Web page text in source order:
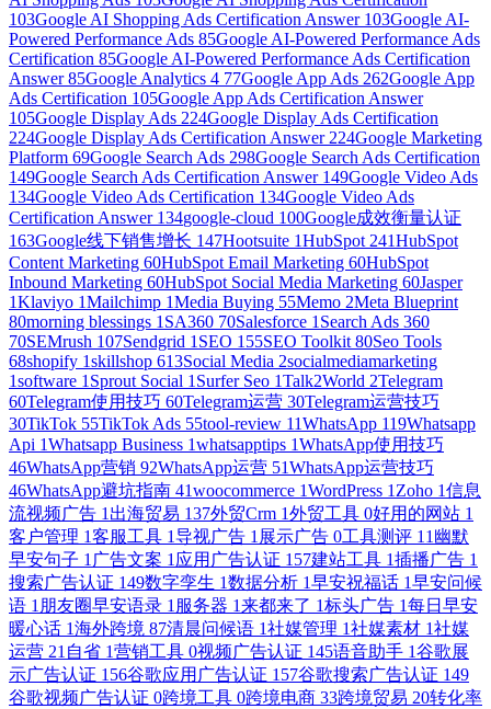
103Google AI Shopping Ads Certification Answer 103Google AI-
Powered Performance Ads 85Google AI-Powered Performance Ads
Certification 85Google AI-Powered Performance Ads Certification
Answer85Google Analytics 4 77Google App Ads 262Google App
Ads Certification 105Google App Ads Certification Answer
105Google Display Ads 224Google Display Ads Certification
224Google Display Ads Certification Answer 224Google Marketing
Platform 69Google Search Ads 298Google Search Ads Certification
149Google Search Ads Certification Answer 149Google Video Ads
134Google Video Ads Certification 134Google Video Ads
Certification Answer 134google-cloud 100Google成效衡量认证
163Google线下销售增长 147Hootsuite 1HubSpot 241HubSpot
Content Marketing 60HubSpot Email Marketing 60HubSpot
Inbound Marketing 60HubSpot Social Media Marketing 60Jasper
1Klaviyo 1Mailchimp 1Media Buying 55Memo 2Meta Blueprint
80morning blessings 1 SA360 70Salesforce 1 Search Ads 360
70SEMrush 107Sendgrid 1 SEO 155SEO Toolkit 80Seo Tools
68shopify 1skillshop 613Social Media 2socialmediamarketing
1software 1 Sprout Social 1 Surfer Seo 1Talk2World 2Telegram
60Telegram使用技巧 60Telegram运营 30Telegram运营技巧
30TikTok 55TikTok Ads 55tool-review 11WhatsApp 119Whatsapp
Api 1Whatsapp Business 1whatsapptips 1WhatsApp使用技巧
46WhatsApp营销 92WhatsApp运营 51WhatsApp运营技巧
46WhatsApp避坑指南 41woocommerce 1WordPress 1 Zoho 1信息
流视频广告 1 出海贸易 137外贸Crm 1外贸工具 0好用的网站 1
客户管理 1客服工具 1导视广告 1 展示广告 0工具测评 11 幽默
早安句子 1 广告文案 1 应用广告认证 157建站工具 1插播广告 1
搜索广告认证 149数字孪生 1数据分析 1早安祝福话 1早安问候
语 1 朋友圈早安语录 1 服务器 1来都来了 1标头广告 1每日早安
暖心话 1海外跨境 87清晨问候语 1社媒管理 1社媒素材 1社媒
运营 21 自省 1营销工具 0视频广告认证 145语音助手 1谷歌展
示广告认证 156谷歌应用广告认证 157谷歌搜索广告认证 149
谷歌视频广告认证 0跨境工具 0跨境电商 33跨境贸易 20转化率